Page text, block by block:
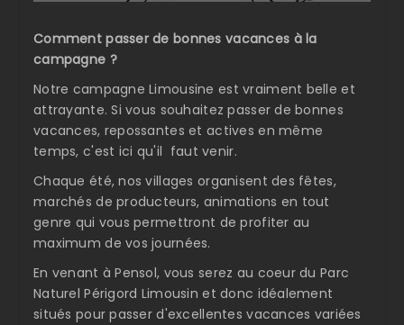
Comment passer de bonnes vacances à la
campagne ?
Notre campagne Limousine est vraiment belle et
attrayante. Si vous souhaitez passer de bonnes
vacances, repossantes et actives en même
temps, c'est ici qu'il faut venir.
Chaque été, nos villages organisent des fêtes,
marchés de producteurs, animations en tout
genre qui vous permettront de profiter au
maximum de vos journées.
En venant à Pensol, vous serez au coeur du Parc
Naturel Périgord Limousin et donc idéalement
situés pour passer d'excellentes vacances variées